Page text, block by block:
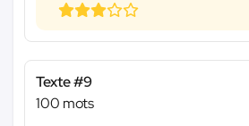
Texte #9
100 mots